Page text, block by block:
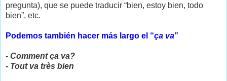
pregunta), que se puede traducir “bien, estoy bien, todo
bien”, etc.
Podemos también hacer más largo el “ça va”
- Comment ça va?
- Tout va très bien